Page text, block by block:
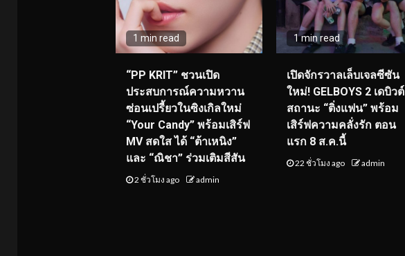
1 min read
“PP KRIT” ชวนเปิด
ประสบการณ์ความหวาน
ซ่อนเปรี้ยวในซิงเกิลใหม่
“Your Candy” พร้อมเสิร์ฟ
MV สดใส ได้ “ต้าเหนิง”
และ “ณิชา” ร่วมเติมสีสัน
2 ชั่วโมง ago admin
1 min read
เปิดจักรวาลเล็บเจลซีซัน
ใหม่! GELBOYS 2 เดบิวต์
สถานะ “ติ่งแฟน” พร้อม
เสิร์ฟความคลั่งรัก ตอน
แรก 8 ส.ค.นี้
22 ชั่วโมง ago admin